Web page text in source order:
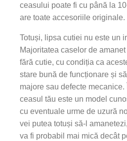
ceasului poate fi cu până la
are toate accesoriile originale.
Totuși, lipsa cutiei nu este un
Majoritatea caselor de
fără cutie, cu condiția ca
stare bună de funcționare și
majore sau defecte mecanice.
ceasul tău este un model
cu eventuale urme de uzură
vei putea totuși să-l
va fi probabil mai mică decât